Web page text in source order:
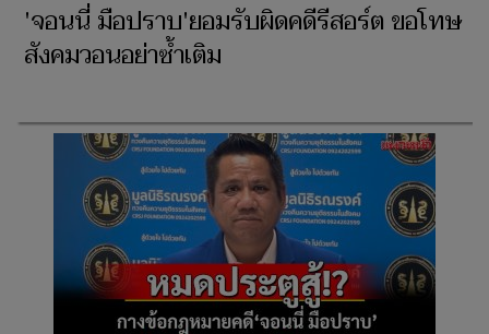
'จอนนี่ มือปราบ'ยอมรับผิดคดีรีสอร์ต ขอโทษ
สังคมวอนอย่าซ้ำเติม